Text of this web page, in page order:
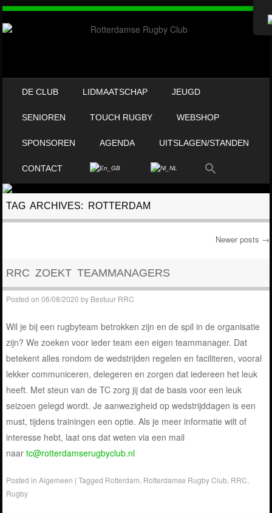
DE CLUB LIDMAATSCHAP JEUGD
SENIOREN TOUCH RUGBY WEBSHOP
SPONSOREN AGENDA UITSLAGEN/STANDEN
CONTACT
TAG ARCHIVES: ROTTERDAM
Post navigation
Newer posts →
RRC ZOEKT TEAMMANAGERS
Posted on06/08/2020 by Bestuur RRC
Wil je bij een rugbyteam betrokken zijn en de spil in de organisatie
zijn? We zoeken voor ieder team een eigen teammanager. Dat
betekent alles rondom de wedstrijden regelen en faciliteren, vooral
lekker communiceren, delegeren en zorgen dat iedereen het leuk
heeft. Met steun van de TC zorg jij dat de basis voor een leuk
seizoen gelegd wordt. Je aanwezigheid op wedstrijddagen is een
must, tijdens trainingen een optie. Als je meer informatie wilt of
interesse hebt, laat ons dat weten via een mail
naartc@rotterdamserugbyclub.nl
Posted inAlgemeen |Tagged Rotterdam Rotterdamse Rugby Club RRC
Rugby